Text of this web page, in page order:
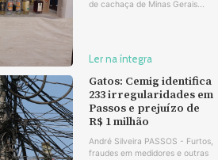
de cachaça de Minas Gerais...
Ler na íntegra
Gatos: Cemig identifica
233 irregularidades em
Passos e prejuízo de
R$ 1 milhão
André Silveira PASSOS - Furtos,
fraudes em medidores e outras